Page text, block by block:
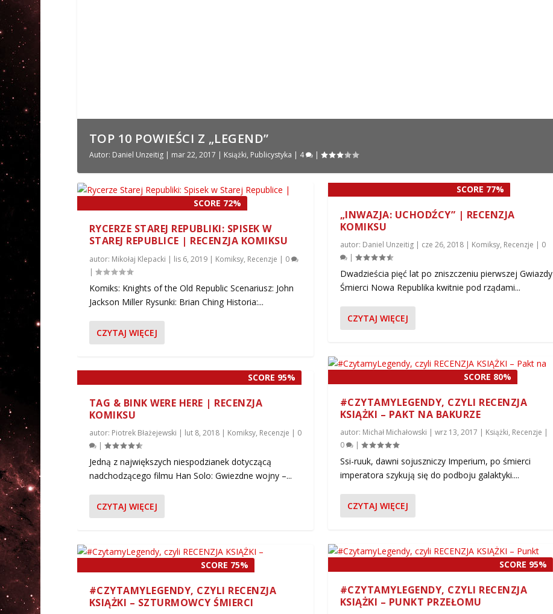
TOP 10 POWIEŚCI Z „LEGEND”
Autor: Daniel Unzeitig| mar 22, 2017 | Książki, Publicystyka | 4 |
SCORE 72%
RYCERZE STAREJ REPUBLIKI: SPISEK W
STAREJ REPUBLICE | RECENZJA KOMIKSU
autor: Mikołaj Klepacki | lis 6, 2019| Komiksy, Recenzje | 0
|
Komiks: Knights of the Old Republic Scenariusz: John
Jackson Miller Rysunki: Brian Ching Historia:...
CZYTAJ WIĘCEJ
SCORE 95%
TAG & BINK WERE HERE | RECENZJA
KOMIKSU
autor: Piotrek Błażejewski | lut 8, 2018| Komiksy, Recenzje | 0
|
Jedną z największych niespodzianek dotyczącą
nadchodzącego filmu Han Solo: Gwiezdne wojny –...
CZYTAJ WIĘCEJ
SCORE 75%
#CZYTAMYLEGENDY, CZYLI RECENZJA
KSIĄŻKI – SZTURMOWCY ŚMIERCI
SCORE 77%
„INWAZJA: UCHODŹCY” | RECENZJA
KOMIKSU
autor: Daniel Unzeitig| cze 26, 2018| Komiksy, Recenzje | 0
|
Dwadzieścia pięć lat po zniszczeniu pierwszej Gwiazdy
Śmierci Nowa Republika kwitnie pod rządami...
CZYTAJ WIĘCEJ
SCORE 80%
#CZYTAMYLEGENDY, CZYLI RECENZJA
KSIĄŻKI – PAKT NA BAKURZE
autor: Michał Michałowski | wrz 13, 2017 | Książki, Recenzje |
0
|
Ssi-ruuk, dawni sojuszniczy Imperium, po śmierci
imperatora szykują się do podboju galaktyki....
CZYTAJ WIĘCEJ
SCORE 95%
#CZYTAMYLEGENDY, CZYLI RECENZJA
KSIĄŻKI – PUNKT PRZEŁOMU